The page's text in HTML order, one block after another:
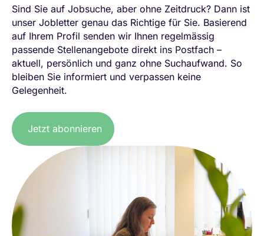
Sind Sie auf Jobsuche, aber ohne Zeitdruck? Dann ist
unser Jobletter genau das Richtige für Sie. Basierend
auf Ihrem Profil senden wir Ihnen regelmässig
passende Stellenangebote direkt ins Postfach –
aktuell, persönlich und ganz ohne Suchaufwand. So
bleiben Sie informiert und verpassen keine
Gelegenheit.
Jetzt abonnieren